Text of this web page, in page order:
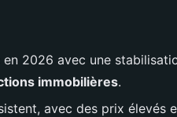
en 2026 avec une
immobilières.
avec des prix élevés